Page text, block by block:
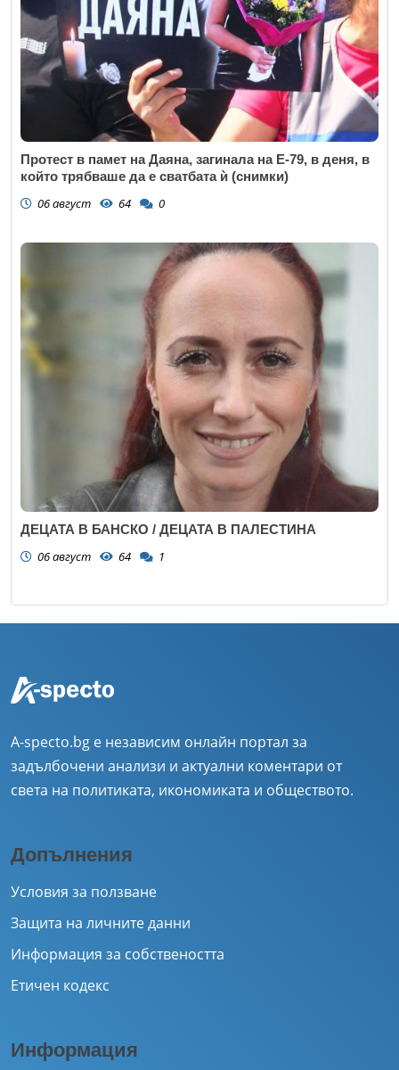
Протест в памет на Даяна, загинала на Е-79, в деня, в
който трябваше да е сватбата ѝ (снимки)
06 август 64 0
ДЕЦАТА В БАНСКО / ДЕЦАТА В ПАЛЕСТИНА
06 август 64 1
A-specto.bg е независим онлайн портал за
задълбочени анализи и актуални коментари от
света на политиката, икономиката и обществото.
Допълнения
Условия за ползване
Защита на личните данни
Информация за собствеността
Етичен кодекс
Информация